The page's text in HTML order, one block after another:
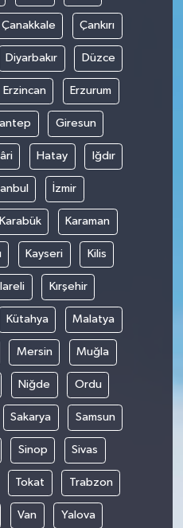
Çanakkale Çankırı
Diyarbakır Düzce
Erzincan Erzurum
Giresun
Hatay Iğdır
İzmir
Karabük Karaman
Kayseri Kilis
Kırşehir
Kütahya Malatya
Mersin Muğla
Niğde Ordu
Sakarya Samsun
Sinop Sivas
Tokat Trabzon
Van Yalova